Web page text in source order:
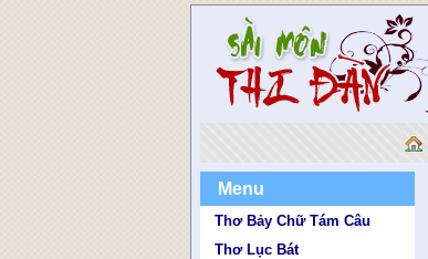
Menu
Thơ Bảy Chữ Tám Câu
Thơ Lục Bát